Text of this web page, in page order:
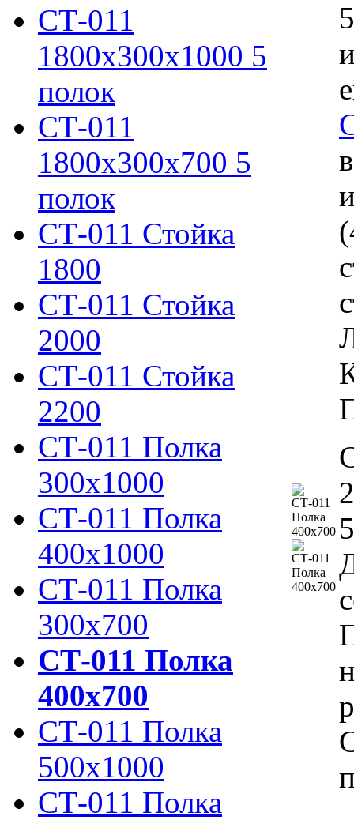
СТ-011
1800х300х1000 5
полок
СТ-011
1800х300х700 5
полок
СТ-011 Стойка
1800
СТ-011 Стойка
2000
СТ-011 Стойка
2200
СТ-011 Полка
300х1000
СТ-011 Полка
400х1000
СТ-011 Полка
300х700
СТ-011 Полка
400х700
СТ-011 Полка
500х1000
СТ-011 Полка